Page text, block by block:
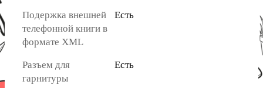
Подержка внешней
телефонной книги в
формате XML
Есть
Разъем для
гарнитуры
Есть